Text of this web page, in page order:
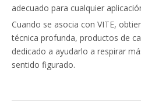
adecuado para cualquier
Cuando se asocia con VITE,
técnica profunda, productos de
dedicado a ayudarlo a respirar
sentido figurado.